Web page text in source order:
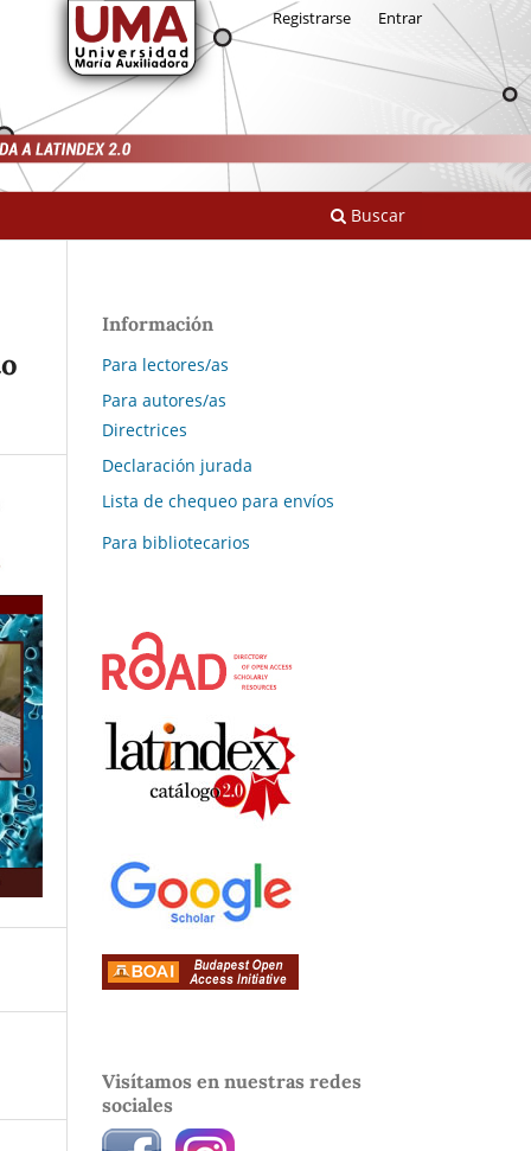
Buscar
Registrarse Entrar
Información
Para lectores/as
Para autores/as
Directrices
Declaración jurada
Lista de chequeo para envíos
Para bibliotecarios
Visítamos en nuestras redes
sociales